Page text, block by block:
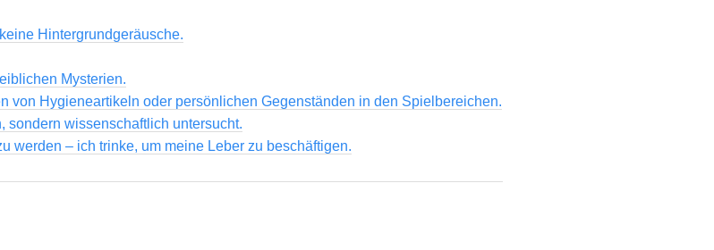
Hintergrundgeräusche.
Mysterien.
von Hygieneartikeln oder persönlichen Gegenständen in den Spielbereichen.
sondern wissenschaftlich untersucht.
werden – ich trinke, um meine Leber zu beschäftigen.